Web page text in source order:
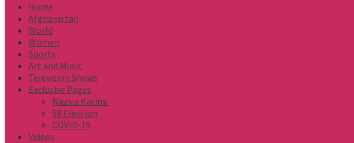
Home
Afghanistan
World
Women
Sports
Art and Music
Television Shows
Exclusive Pages
Nazira Karimi
98 Election
COVID-19
Videos